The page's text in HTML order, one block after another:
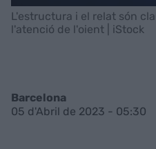
L'estructura i el relat són
l'atenció de l'oient | iStock
Barcelona
05 d'Abril de 2023 - 05:30